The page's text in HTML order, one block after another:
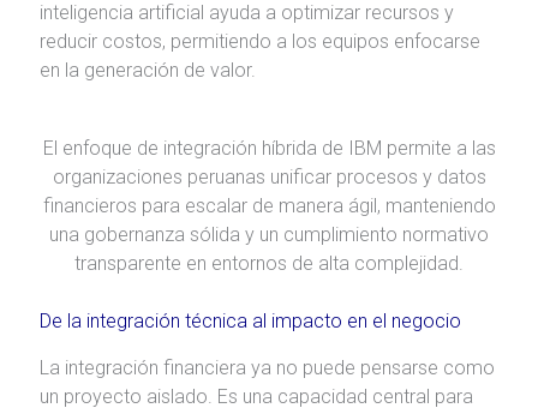
inteligencia artificial ayuda a optimizar recursos y
reducir costos, permitiendo a los equipos enfocarse
en la generación de valor.
El enfoque de integración híbrida de IBM permite a las
organizaciones peruanas unificar procesos y datos
financieros para escalar de manera ágil, manteniendo
una gobernanza sólida y un cumplimiento normativo
transparente en entornos de alta complejidad.
De la integración técnica al impacto en el negocio
La integración financiera ya no puede pensarse como
un proyecto aislado. Es una capacidad central para